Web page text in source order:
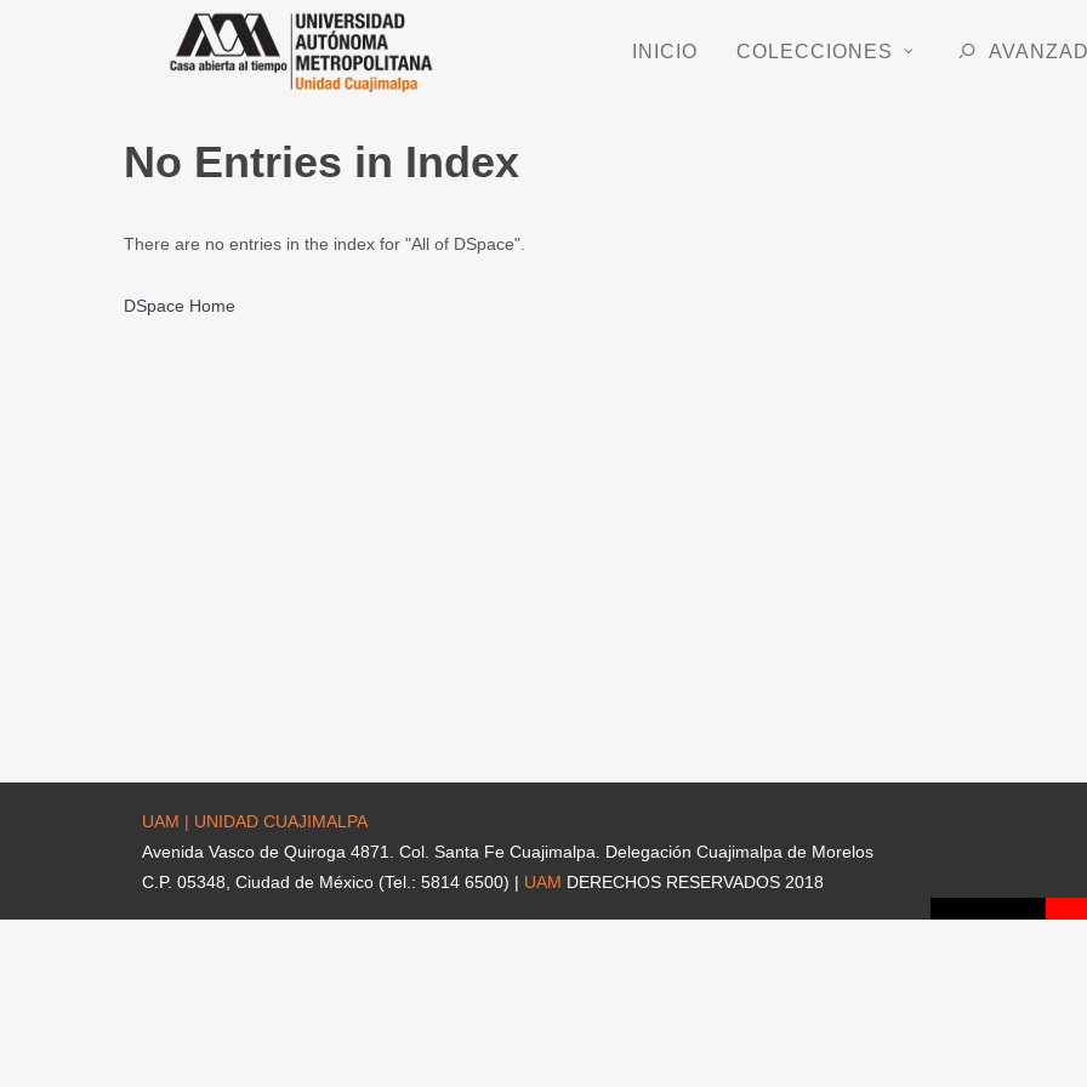
INICIO COLECCIONES
No Entries in Index
There are no entries in the index for "All of DSpace".
DSpace Home
UAM | UNIDAD CUAJIMALPA
Avenida Vasco de Quiroga 4871. Col. Santa Fe Cuajimalpa. Delegación Cuajimalpa de Morelos
C.P. 05348, Ciudad de México (Tel.: 5814 6500) | UAM DERECHOS RESERVADOS 2018